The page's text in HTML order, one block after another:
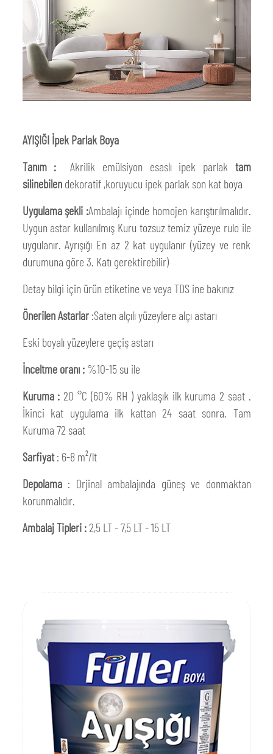
AYIŞIĞI İpek Parlak Boya
Tanım : Akrilik emülsiyon esaslı ipek parlak tam
silinebilendekoratif ,koruyucu ipek parlak son kat boya
Uygulama şekli :Ambalajı içinde homojen karıştırılmalıdır.
Uygun astar kullanılmış Kuru tozsuz temiz yüzeye rulo ile
uygulanır. Ayrışığı En az 2 kat uygulanır (yüzey ve renk
durumuna göre 3. Katı gerektirebilir)
Detay bilgi için ürün etiketine ve veya TDS ine bakınız
Önerilen Astarlar :Saten alçılı yüzeylere alçı astarı
Eski boyalı yüzeylere geçiş astarı
İnceltme oranı :%10-15 su ile
Kuruma : 20 °C (60% RH ) yaklaşık ilk kuruma 2 saat .
İkinci kat uygulama ilk kattan 24 saat sonra. Tam
Kuruma 72 saat
Sarfiyat: 6-8 m²/lt
Depolama : Orjinal ambalajında güneş ve donmaktan
korunmalıdır.
Ambalaj Tipleri :2,5 LT - 7,5 LT - 15 LT